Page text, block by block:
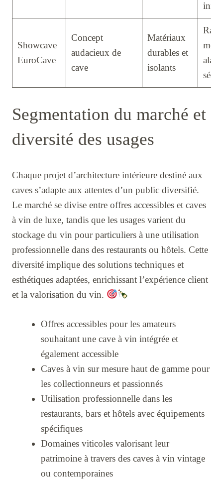
Showcave
EuroCave
Concept
audacieux de
cave
Matériaux
durables et
isolants
Segmentation du marché et
diversité des usages
Chaque projet d’architecture intérieure destiné aux
caves s’adapte aux attentes d’un public diversifié.
Le marché se divise entre offres accessibles et caves
à vin de luxe, tandis que les usages varient du
stockage du vin pour particuliers à une utilisation
professionnelle dans des restaurants ou hôtels. Cette
diversité implique des solutions techniques et
esthétiques adaptées, enrichissant l’expérience client
et la valorisation du vin.
Offres accessibles pour les amateurs
souhaitant une cave à vin intégrée et
également accessible
Caves à vin sur mesure haut de gamme pour
les collectionneurs et passionnés
Utilisation professionnelle dans les
restaurants, bars et hôtels avec équipements
spécifiques
Domaines viticoles valorisant leur
patrimoine à travers des caves à vin vintage
ou contemporaines